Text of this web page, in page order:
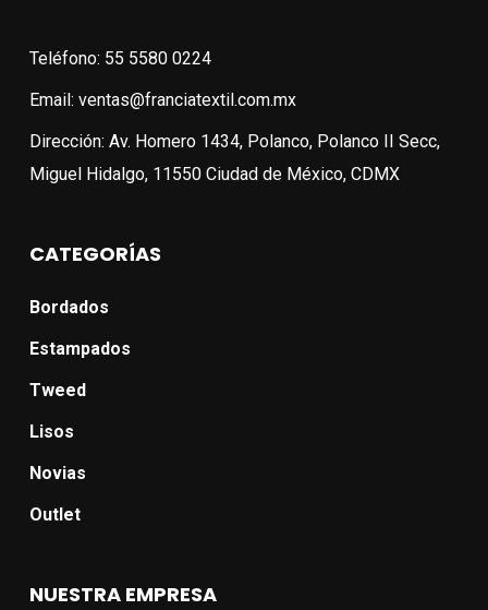
Teléfono: 55 5580 0224
Email: ventas@franciatextil.com.mx
Dirección: Av. Homero 1434, Polanco, Polanco II Secc,
Miguel Hidalgo, 11550 Ciudad de México, CDMX
CATEGORÍAS
Bordados
Estampados
Tweed
Lisos
Novias
Outlet
NUESTRA EMPRESA